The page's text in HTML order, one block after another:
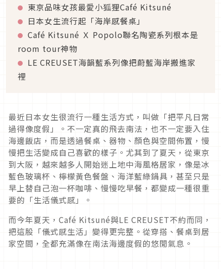
東京品味女孩最愛小狐狸Café Kitsuné
日本女生流行起「海岸感餐桌」
Café Kitsuné Ｘ Popolo聯名陶瓷系列根本是
room tour神物
LE CREUSET海韻藍系列像把蔚藍海岸搬進家
裡
最近日本女生很流行一種生活方式，叫做「把平凡日常
過得像度假」。不一定真的飛去南法，也不一定要入住
海邊飯店，而是透過餐桌、器物、顏色與空間佈置，慢
慢把生活變成自己喜歡的樣子。尤其到了夏天，從東京
到大阪，越來越多人開始迷上地中海風格居家，像是冰
藍色玻璃杯、檸檬黃色餐盤、海洋藍綠鍋具，甚至只是
早上替自己泡一杯咖啡、慢慢吃早餐，都變成一種很重
要的「生活儀式感」。
而今年夏天，Café Kitsuné與LE CREUSET不約而同，
把這股「儀式感生活」變得更完整。從穿搭、餐桌到居
家空間，全都充滿像在南法海邊度假的悠閒氣息。